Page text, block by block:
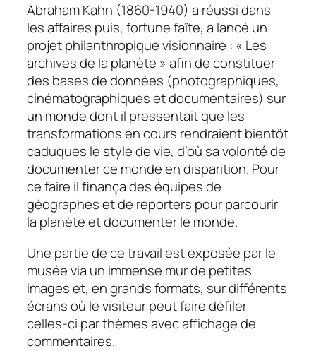
Abraham Kahn (1860-1940) a réussi dans
les affaires puis, fortune faîte, a lancé un
projet philanthropique visionnaire : « Les
archives de la planète » afin de constituer
des bases de données (photographiques,
cinématographiques et documentaires) sur
un monde dont il pressentait que les
transformations en cours rendraient bientôt
caduques le style de vie, d’où sa volonté de
documenter ce monde en disparition. Pour
ce faire il finança des équipes de
géographes et de reporters pour parcourir
la planète et documenter le monde.
Une partie de ce travail est exposée par le
muséevia un immense mur de petites
images et, en grands formats, sur différents
écrans où le visiteur peut faire défiler
celles-ci par thèmes avec affichage de
commentaires.